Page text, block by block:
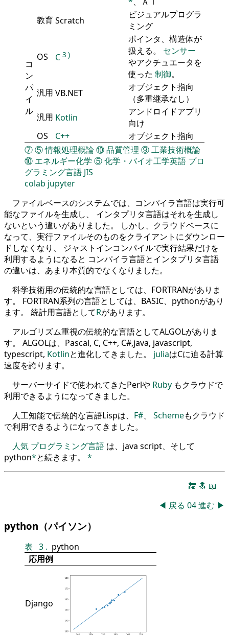
教育Scratch
ビジュアルプログラ
ミング
コ
ン
パ
イ
ル
OS C 3 )
ポインタ、構造体が
扱える。 センサー
やアクチュエータを
使った 制御。
汎用 VB.NET
オブジェクト指向
（多重継承なし）
汎用 Kotlin
アンドロイドアプリ
向け
OS
C++
オブジェクト指向
⑦⑤情報処理概論⑩品質管理 ⑨工業技術概論
⑩ エネルギー化学 ⑤化学・バイオ工学英語 プロ
グラミング言語 JIS
colab jupyter
ファイルベースのシステムでは、コンパイラ言語は実行可
能なファイルを生成し、 インタプリタ言語はそれを生成し
ないという違いがありました。 しかし、クラウドベースに
なって、実行ファイルそのものをクライアントにダウンロー
ドしなくなり、 ジャストインコンパイルで実行結果だけを
利用するようになると コンパイラ言語とインタプリタ言語
の違いは、あまり本質的でなくなりました。
科学技術用の伝統的な言語としては、FORTRANがありま
す。 FORTRAN系列の言語としては、BASIC、pythonがあり
ます。 統計用言語としてRがあります。
アルゴリズム重視の伝統的な言語としてALGOLがありま
す。 ALGOLは、Pascal, C, C++, C#,java, javascript,
typescript, Kotlinと進化してきました。 juliaはCに迫る計算
速度を誇ります。
サーバーサイドで使われてきたPerlや Ruby もクラウドで
利用できるようになってきました。
人工知能で伝統的な言語Lispは、 F#、 Schemeもクラウド
で利用できるようになってきました。
人気 プログラミング言語 は、java script、そして
python*と続きます。 *
🔚 🔝 📖
◀ 戻る 04進む ▶
python（パイソン）
表 3 . python
応用例
Django